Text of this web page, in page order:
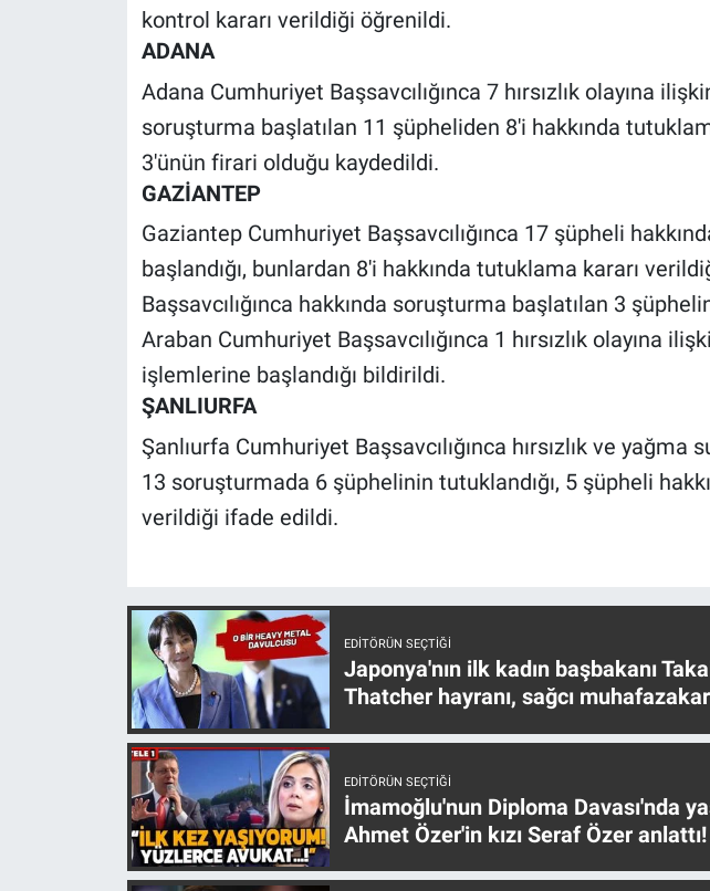
kontrol kararı verildiği öğrenildi.
ADANA
Adana Cumhuriyet Başsavcılığınca 7 hırsızlık olayına
soruşturma başlatılan 11 şüpheliden 8'i hakkında
3'ünün firari olduğu kaydedildi.
GAZİANTEP
Gaziantep Cumhuriyet Başsavcılığınca 17 şüpheli
başlandığı, bunlardan 8'i hakkında tutuklama kararı
Başsavcılığınca hakkında soruşturma başlatılan 3
Araban Cumhuriyet Başsavcılığınca 1 hırsızlık olayına
işlemlerine başlandığı bildirildi.
ŞANLIURFA
Şanlıurfa Cumhuriyet Başsavcılığınca hırsızlık ve yağma
13 soruşturmada 6 şüphelinin tutuklandığı, 5 şüpheli
verildiği ifade edildi.
EDITÖRÜN SEÇTIĞI
Japonya'nın ilk kadın başbakanı
Thatcher hayranı, sağcı muhafazakar
EDITÖRÜN SEÇTIĞI
İmamoğlu'nun Diploma Davası'nda
Ahmet Özer'in kızı Seraf Özer anlattı!